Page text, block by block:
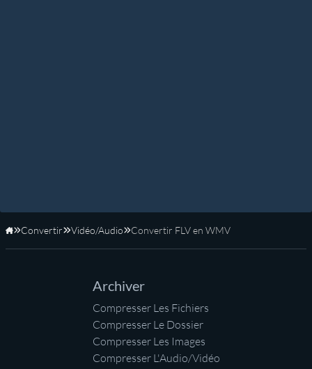
Accueil
Convertir Vidéo/Audio Convertir FLV en WMV
Archiver
Compresser Les Fichiers
Compresser Le Dossier
Compresser Les Images
Compresser L'Audio/Vidéo